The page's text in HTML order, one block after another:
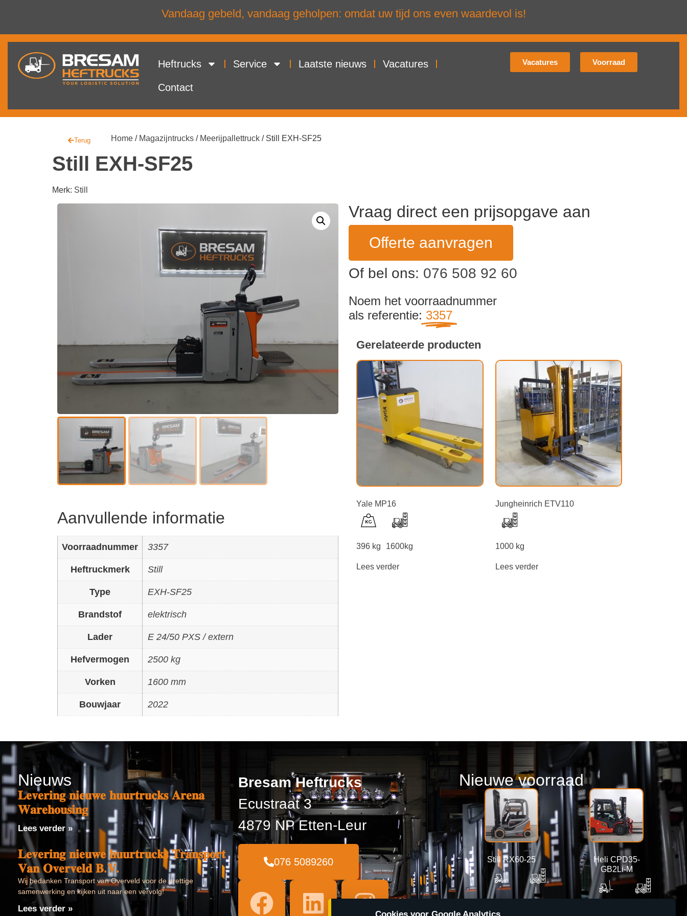
Vandaag gebeld, vandaag geholpen: omdat uw tijd ons even waardevol is!
Heftrucks Service Laatste nieuws Vacatures
Contact
Vacatures Voorraad
Terug Home / Magazijntrucks / Meerijpallettruck / Still EXH-SF25
Still EXH-SF25
Merk: Still
Aanvullende informatie
Voorraadnummer 3357
Heftruckmerk Still
Type EXH-SF25
Brandstof elektrisch
Lader E 24/50 PXS / extern
Hefvermogen 2500 kg
Vorken 1600 mm
Bouwjaar 2022
Vraag direct een prijsopgave aan
Offerte aanvragen
Of bel ons: 076 508 92 60
Noem het voorraadnummer
als referentie: 3357
Gerelateerde producten
Yale MP16
396 kg 1600kg
Lees verder
Jungheinrich ETV110
1000 kg
Lees verder
Nieuws
𝐋𝐞𝐯𝐞𝐫𝐢𝐧𝐠 𝐧𝐢𝐞𝐮𝐰𝐞 𝐡𝐮𝐮𝐫𝐭𝐫𝐮𝐜𝐤𝐬 𝐀𝐫𝐞𝐧𝐚
𝐖𝐚𝐫𝐞𝐡𝐨𝐮𝐬𝐢𝐧𝐠
Lees verder »
𝐋𝐞𝐯𝐞𝐫𝐢𝐧𝐠 𝐧𝐢𝐞𝐮𝐰𝐞 𝐡𝐮𝐮𝐫𝐭𝐫𝐮𝐜𝐤𝐬 𝐓𝐫𝐚𝐧𝐬𝐩𝐨𝐫𝐭
𝐕𝐚𝐧 𝐎𝐯𝐞𝐫𝐯𝐞𝐥𝐝 𝐁.𝐕.
Wij bedanken Transport van Overveld voor de prettige
samenwerking en kijken uit naar een vervolg!
Lees verder »
Bresam Heftrucks
Ecustraat 3
4879 NP Etten-Leur
076 5089260
Nieuwe voorraad
Still RX60-25
Heli CPD35-
GB2Li-M